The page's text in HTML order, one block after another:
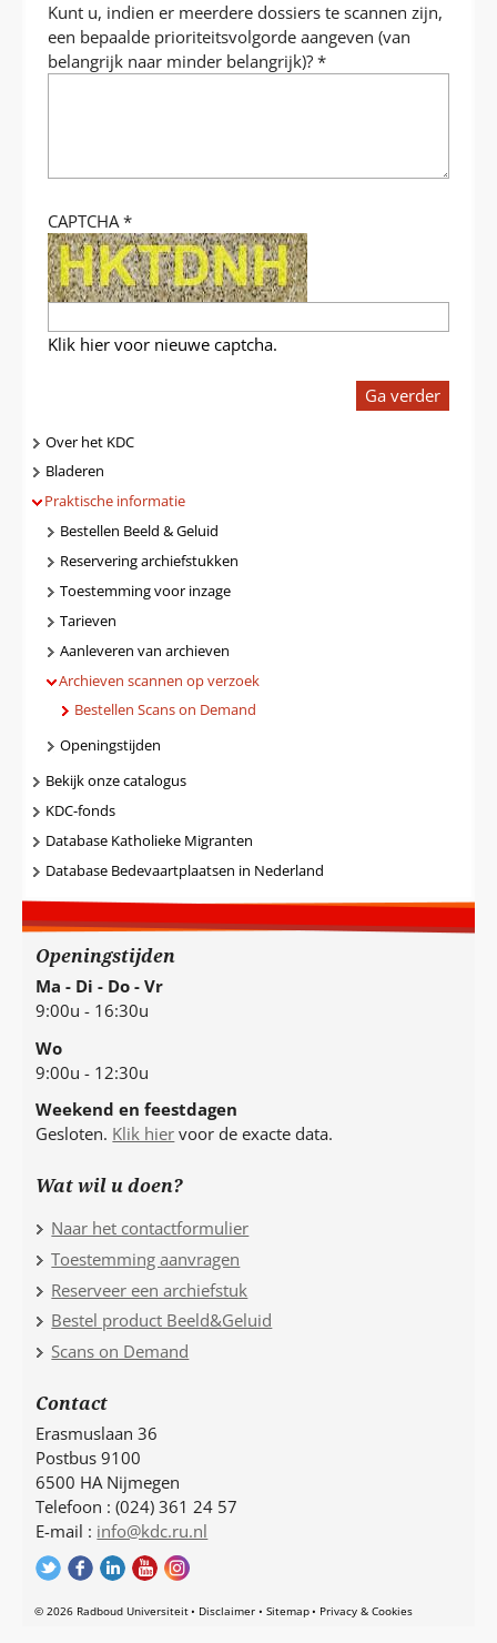
Kunt u, indien er meerdere dossiers te scannen zijn,
een bepaalde prioriteitsvolgorde aangeven (van
belangrijk naar minder belangrijk)? *
CAPTCHA*
Klik hier voor nieuwe captcha.
Ga verder
Navigatie
Over het KDC
Bladeren
Praktische informatie
Bestellen Beeld & Geluid
Reservering archiefstukken
Toestemming voor inzage
Tarieven
Aanleveren van archieven
Archieven scannen op verzoek
Bestellen Scans on Demand
Openingstijden
Bekijk onze catalogus
KDC-fonds
Database Katholieke Migranten
Database Bedevaartplaatsen in Nederland
Openingstijden
Ma - Di - Do - Vr
9:00u - 16:30u
Wo
9:00u - 12:30u
Weekend en feestdagen
Gesloten. Klik hier voor de exacte data.
Wat wil u doen?
Naar het contactformulier
Toestemming aanvragen
Reserveer een archiefstuk
Bestel product Beeld&Geluid
Scans on Demand
Contact
Erasmuslaan 36
Postbus 9100
6500 HA Nijmegen
Telefoon : (024) 361 24 57
E-mail : info@kdc.ru.nl
© 2026 Radboud Universiteit Disclaimer Sitemap Privacy & Cookies